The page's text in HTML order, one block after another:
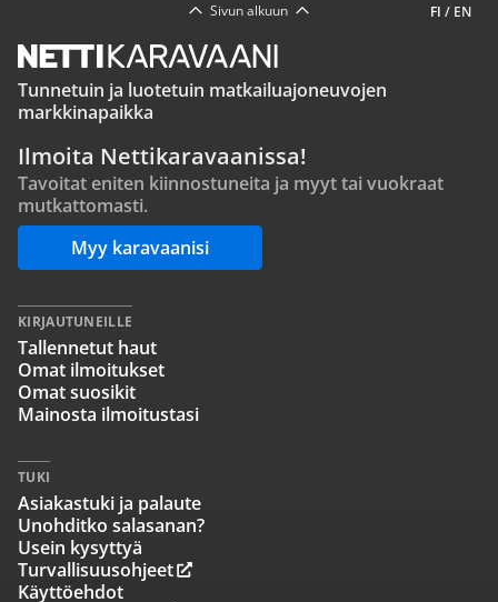
FI / EN
Sivun alkuun
Tunnetuin ja luotetuin matkailuajoneuvojen
markkinapaikka
Ilmoita Nettikaravaanissa!
Tavoitat eniten kiinnostuneita ja myyt tai vuokraat
mutkattomasti.
Myy karavaanisi
KIRJAUTUNEILLE
Tallennetut haut
Omat ilmoitukset
Omat suosikit
Mainosta ilmoitustasi
TUKI
Asiakastuki ja palaute
Unohditko salasanan?
Usein kysyttyä
Turvallisuusohjeet
Käyttöehdot